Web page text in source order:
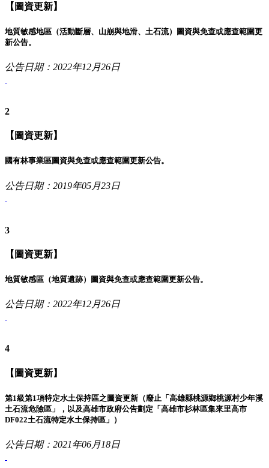
【圖資更新】
地質敏感地區（活動斷層、山崩與地滑、土石流）圖資與免查或應查範圍更
新公告。
公告日期：2022年12月26日
2
【圖資更新】
國有林事業區圖資與免查或應查範圍更新公告。
公告日期：2019年05月23日
3
【圖資更新】
地質敏感區（地質遺跡）圖資與免查或應查範圍更新公告。
公告日期：2022年12月26日
4
【圖資更新】
第1級第1項特定水土保持區之圖資更新（廢止「高雄縣桃源鄉桃源村少年溪
土石流危險區」，以及高雄市政府公告劃定「高雄市杉林區集來里高市
DF022土石流特定水土保持區」）
公告日期：2021年06月18日